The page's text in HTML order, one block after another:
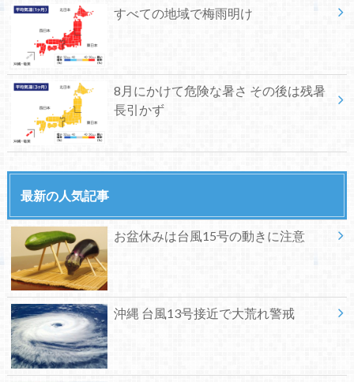
すべての地域で梅雨明け
8月にかけて危険な暑さ その後は残暑
長引かず
最新の人気記事
お盆休みは台風15号の動きに注意
沖縄 台風13号接近で大荒れ警戒